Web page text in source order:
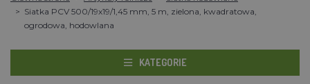
Siatka PCV 500/19x19/1,45 mm, 5 m, zielona, kwadratowa,
ogrodowa, hodowlana
KATEGORIE